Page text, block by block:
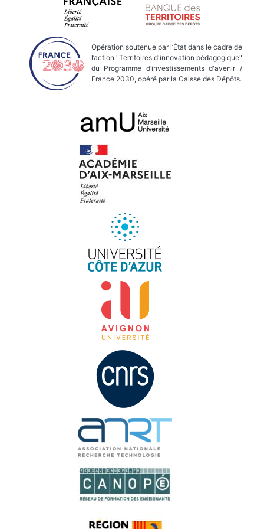
Opération soutenue par l’État dans le cadre de
l’action "Territoires d'innovation pédagogique"
du Programme d’investissements d'avenir /
France 2030, opéré par la Caisse des Dépôts.